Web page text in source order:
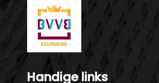
Handige links